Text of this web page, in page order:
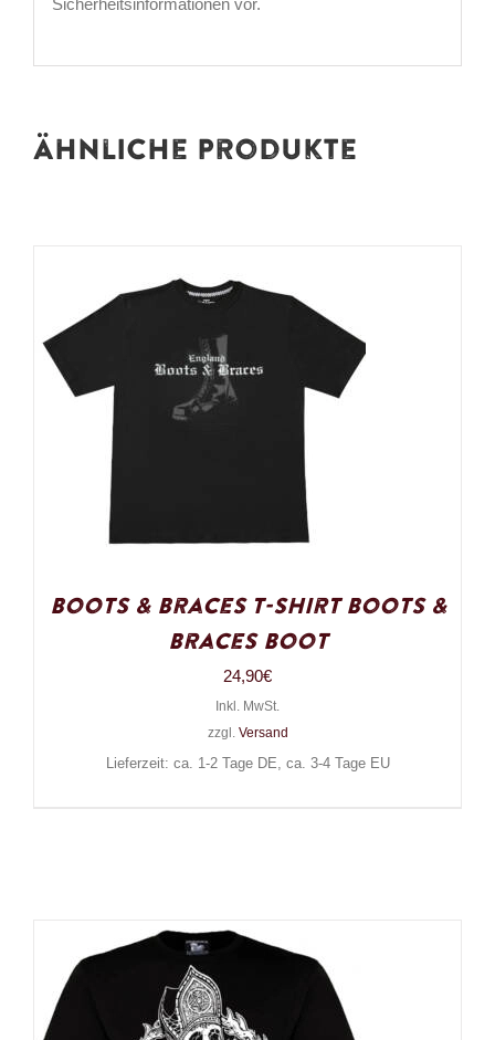
Sicherheitsinformationen vor.
Ähnliche Produkte
Boots & Braces T-Shirt Boots &
Braces Boot
24,90€
Inkl. MwSt.
zzgl. Versand
Lieferzeit: ca. 1-2 Tage DE, ca. 3-4 Tage EU